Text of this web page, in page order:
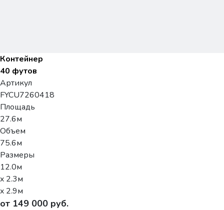
Контейнер
40 футов
Артикул
FYCU7260418
Площадь
27.6м
Объем
75.6м
Размеры
12.0м
x 2.3м
x 2.9м
от 149 000 руб.